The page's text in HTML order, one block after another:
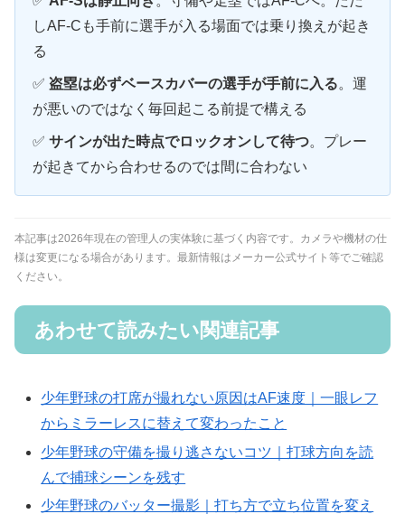
しAF-Cも手前に選手が入る場面では乗り換えが起き
る
✅盗塁は必ずベースカバーの選手が手前に入る。運
が悪いのではなく毎回起こる前提で構える
✅サインが出た時点でロックオンして待つ。プレー
が起きてから合わせるのでは間に合わない
本記事は2026年現在の管理人の実体験に基づく内容です。カメラや機材の仕
様は変更になる場合があります。最新情報はメーカー公式サイト等でご確認
ください。
あわせて読みたい関連記事
少年野球の打席が撮れない原因はAF速度｜一眼レフ
からミラーレスに替えて変わったこと
少年野球の守備を撮り逃さないコツ｜打球方向を読
んで捕球シーンを残す
少年野球のバッター撮影｜打ち方で立ち位置を変え